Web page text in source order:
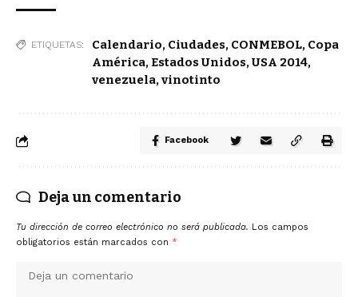
ETIQUETAS: Calendario, Ciudades, CONMEBOL, Copa
América, Estados Unidos,USA 2014,
venezuela,vinotinto
Facebook
Deja un comentario
Tu dirección de correo electrónico no será publicada. Los campos
obligatorios están marcados con *